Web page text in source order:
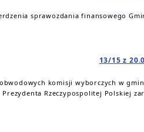
sprawozdania finansowego
13/15 z
komisji wyborczych w
Prezydenta Rzeczypospolitej Polskiej